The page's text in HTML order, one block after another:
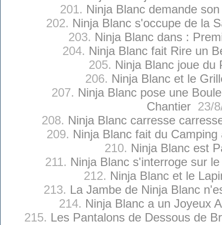
201. Ninja Blanc demande
202. Ninja Blanc s'occupe de la
203. Ninja Blanc dans :
204. Ninja Blanc fait Rire un
205. Ninja Blanc joue du
206. Ninja Blanc et le
207. Ninja Blanc pose une
Chantier 23/
208. Ninja Blanc carresse
209. Ninja Blanc fait du Camping
210. Ninja Blanc est
211. Ninja Blanc s'interroge sur
212. Ninja Blanc et le
213. La Jambe de Ninja Blanc
214. Ninja Blanc a un Joyeux
215. Les Pantalons de Dessous de